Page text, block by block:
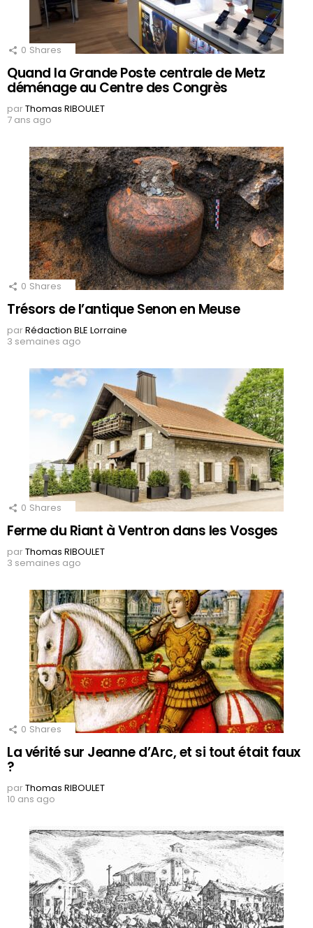
0 Shares
Quand la Grande Poste centrale de Metz
déménage au Centre des Congrès
parThomas RIBOULET
7 ans ago
0 Shares
Trésors de l’antique Senon en Meuse
parRédaction BLE Lorraine
3 semaines ago
0 Shares
Ferme du Riant à Ventron dans les Vosges
parThomas RIBOULET
3 semaines ago
0 Shares
La vérité sur Jeanne d’Arc, et si tout était faux
?
parThomas RIBOULET
10 ans ago